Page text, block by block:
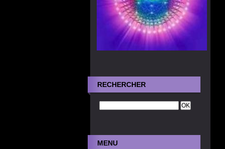
RECHERCHER
MENU